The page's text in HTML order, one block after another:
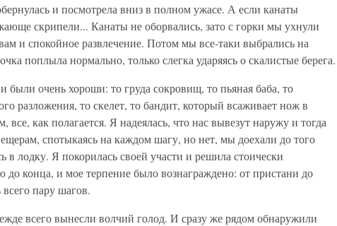
и посмотрела вниз в полном ужасе. А если канаты
скрипели... Канаты не оборвались, зато с горки мы ухнули
и спокойное развлечение. Потом мы все-таки выбрались на
поплыла нормально, только слегка ударяясь о скалистые берега.
были очень хороши: то груда сокровищ, то пьяная баба, то
разложения, то скелет, то бандит, который всаживает нож в
все, как полагается. Я надеялась, что нас вывезут наружу и тогда
спотыкаясь на каждом шагу, но нет, мы доехали до того
в лодку. Я покорилась своей участи и решила стоически
до конца, и мое терпение было вознаграждено: от пристани до
пару шагов.
всего вынесли волчий голод. И сразу же рядом обнаружили